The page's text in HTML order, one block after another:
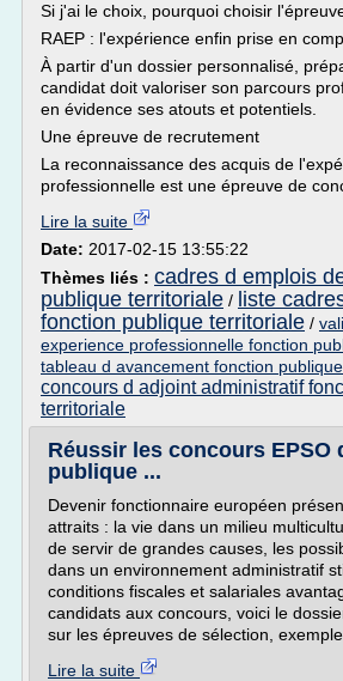
Si j'ai le choix, pourquoi choisir
RAEP : l'expérience enfin prise en
À partir d'un dossier personnalisé,
candidat doit valoriser son parcours
en évidence ses atouts et potentiels.
Une épreuve de recrutement
La reconnaissance des acquis de
professionnelle est une épreuve de
Lire la suite
Date: 2017-02-15 13:55:22
Thèmes liés : cadres d emplois
publique territoriale / liste
fonction publique territoriale /
experience professionnelle fonction
tableau d avancement fonction
concours d adjoint administratif
territoriale
Réussir les concours EPSO
publique ...
Devenir fonctionnaire européen
attraits : la vie dans un milieu
de servir de grandes causes, les
dans un environnement administratif
conditions fiscales et salariales
candidats aux concours, voici le
sur les épreuves de sélection,
Lire la suite